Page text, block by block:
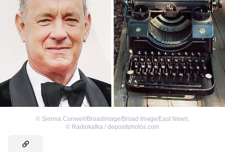
© Sienna Conwell/Broadimage/Broad Image/East News
© Radiokafka / depositphotos.com